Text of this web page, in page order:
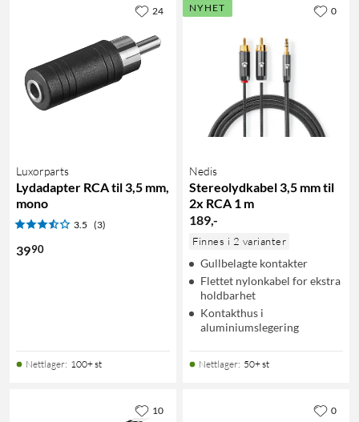
Luxorparts
Lydadapter RCA til 3,5 mm,
mono
3.5 (3)
3990
Nettlager: 100+ st
24 NYHET
Nedis
Stereolydkabel 3,5 mm til
2x RCA 1 m
189,-
Finnes i 2 varianter
Gullbelagte kontakter
Flettet nylonkabel for ekstra
holdbarhet
Kontakthus i
aluminiumslegering
Nettlager: 50+ st
0
10 0